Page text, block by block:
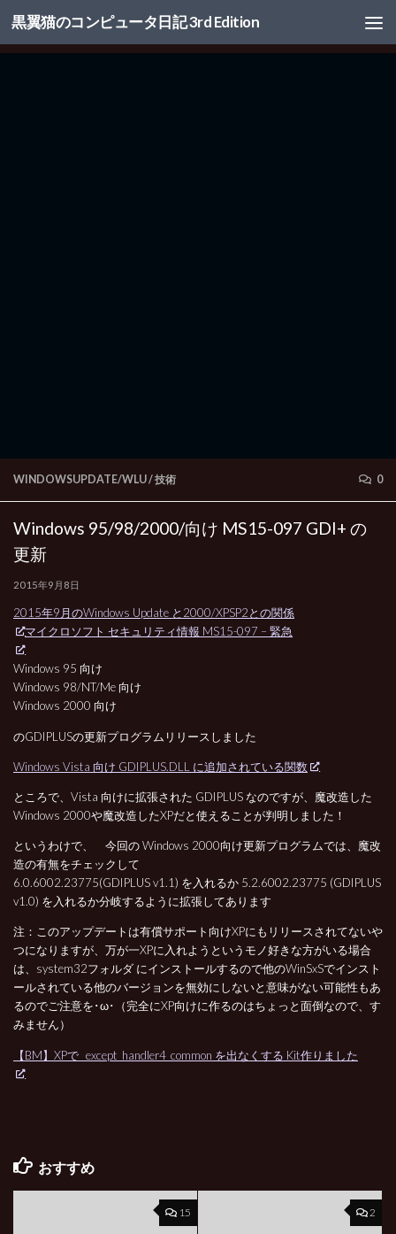
コンテンツへスキップ
黒翼猫のコンピュータ日記 3rd Edition
WINDOWSUPDATE/WLU/技術 0
Windows 95/98/2000/向け MS15-097 GDI+ の
更新
2015年9月8日
2015年9月のWindows Update と2000/XPSP2との関係
マイクロソフト セキュリティ情報 MS15-097 – 緊急
Windows 95 向け
Windows 98/NT/Me 向け
Windows 2000 向け
のGDIPLUSの更新プログラムリリースしました
Windows Vista 向け GDIPLUS.DLL に追加されている関数
ところで、Vista 向けに拡張された GDIPLUS なのですが、魔改造した
Windows 2000や魔改造したXPだと使えることが判明しました！
というわけで、 今回の Windows 2000向け更新プログラムでは、魔改
造の有無をチェックして
6.0.6002.23775(GDIPLUS v1.1) を入れるか 5.2.6002.23775 (GDIPLUS
v1.0) を入れるか分岐するように拡張してあります
注：このアップデートは有償サポート向けXPにもリリースされてないや
つになりますが、万が一XPに入れようというモノ好きな方がいる場合
は、system32フォルダ にインストールするので他のWinSxSでインスト
ールされている他のバージョンを無効にしないと意味がない可能性もあ
るのでご注意を･ω･（完全にXP向けに作るのはちょっと面倒なので、す
みません）
【BM】XPで _except_handler4_common を出なくする Kit作りました
おすすめ
15 2